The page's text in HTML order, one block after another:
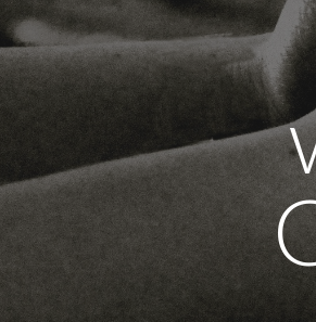
Skip to main content